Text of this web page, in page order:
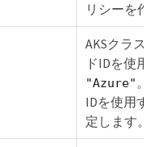
リシーを作
AKSクラス
ドIDを使
"Azure"。
IDを使用す
定します。